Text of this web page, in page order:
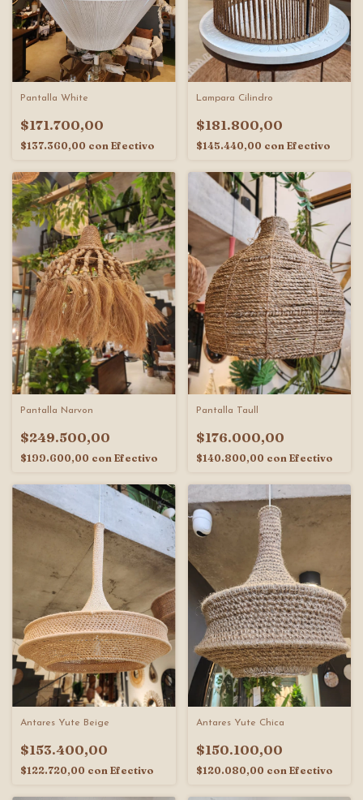
Pantalla White
$171.700,00
$137.360,00 con Efectivo
Lampara Cilindro
$181.800,00
$145.440,00 con Efectivo
Pantalla Narvon
$249.500,00
$199.600,00 con Efectivo
Pantalla Taull
$176.000,00
$140.800,00 con Efectivo
Antares Yute Beige
$153.400,00
$122.720,00 con Efectivo
Antares Yute Chica
$150.100,00
$120.080,00 con Efectivo